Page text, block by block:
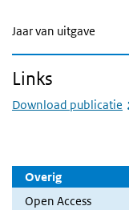
Overig
Open Access
Jaar van uitgave
Links
Download publicatie